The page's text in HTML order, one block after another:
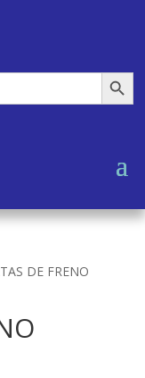
Botón de
DE FRENO